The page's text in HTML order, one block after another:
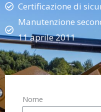
Certificazione di
Manutenzione
11 aprile 2011
Nome